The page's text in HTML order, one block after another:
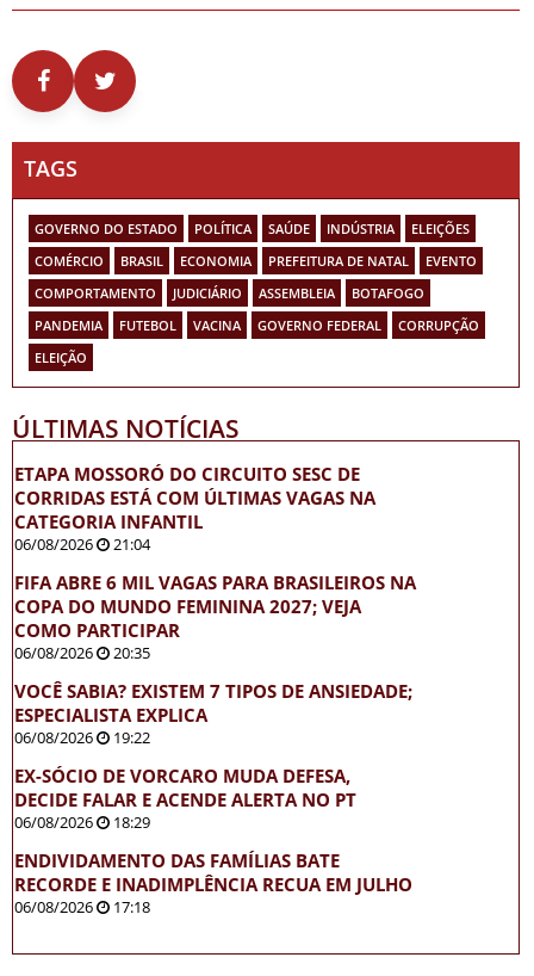
TAGS
GOVERNO DO ESTADO POLÍTICA SAÚDE INDÚSTRIA
ELEIÇÕES
COMÉRCIO
BRASIL ECONOMIA PREFEITURA DE NATAL
EVENTO
COMPORTAMENTO
JUDICIÁRIO ASSEMBLEIA
BOTAFOGO
PANDEMIA
FUTEBOL VACINA GOVERNO FEDERAL
CORRUPÇÃO
ELEIÇÃO
ÚLTIMAS NOTÍCIAS
ETAPA MOSSORÓ DO CIRCUITO SESC DE
CORRIDAS ESTÁ COM ÚLTIMAS VAGAS NA
CATEGORIA INFANTIL
06/08/2026 21:04
FIFA ABRE 6 MIL VAGAS PARA BRASILEIROS NA
COPA DO MUNDO FEMININA 2027; VEJA
COMO PARTICIPAR
06/08/2026 20:35
VOCÊ SABIA? EXISTEM 7 TIPOS DE ANSIEDADE;
ESPECIALISTA EXPLICA
06/08/2026 19:22
EX-SÓCIO DE VORCARO MUDA DEFESA,
DECIDE FALAR E ACENDE ALERTA NO PT
06/08/2026 18:29
ENDIVIDAMENTO DAS FAMÍLIAS BATE
RECORDE E INADIMPLÊNCIA RECUA EM JULHO
06/08/2026 17:18